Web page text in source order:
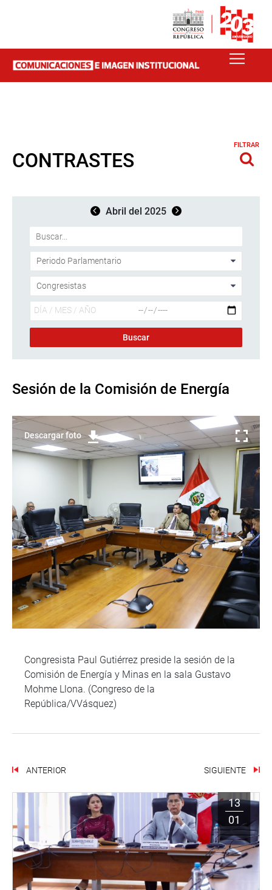
CONTRASTES
FILTRAR
Abril del 2025
Sesión de la Comisión de Energía
Descargar foto
Congresista Paul Gutiérrez preside la sesión de la
Comisión de Energía y Minas en la sala Gustavo
Mohme Llona. (Congreso de la
República/VVásquez)
ANTERIOR SIGUIENTE
13
01